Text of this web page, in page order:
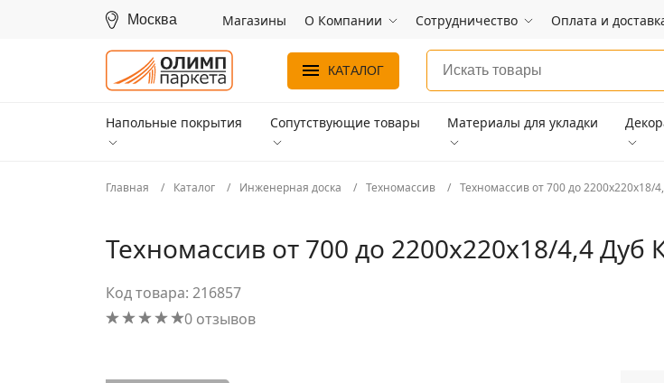
Москва Магазины О Компании Сотрудничество Оплата и
КАТАЛОГ
Напольные покрытия Сопутствующие товары Материалы для укладки
Главная Каталог Инженерная доска Техномассив Техномассив от 700 до 2200х220х18/
Техномассив от 700 до 2200х220х18/4,4 Дуб
Код товара: 216857
0 отзывов